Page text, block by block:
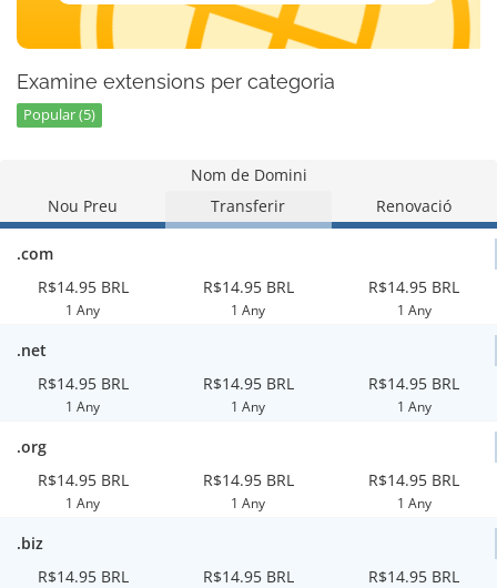
Examine extensions per categoria
Popular (5)
Nom de Domini
Nou Preu
Transferir Renovació
.com
R$14.95 BRL
1 Any
R$14.95 BRL
1 Any
R$14.95 BRL
1 Any
.net
R$14.95 BRL
1 Any
R$14.95 BRL
1 Any
R$14.95 BRL
1 Any
.org
R$14.95 BRL
1 Any
R$14.95 BRL
1 Any
R$14.95 BRL
1 Any
.biz
R$14.95 BRL
R$14.95 BRL R$14.95 BRL